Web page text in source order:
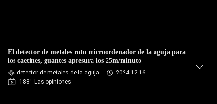
El detector de metales roto microordenador de la aguja para
los caetines, guantes apresura los 25m/minuto
detector de metales de la aguja
2024-12-16
1881 Las opiniones